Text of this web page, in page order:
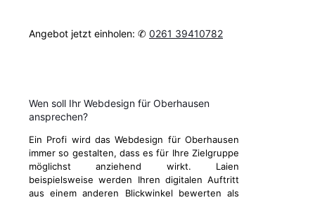
Angebot jetzt einholen: ✆ 0261 39410782
Wen soll Ihr Webdesign für Oberhausen
ansprechen?
Ein Profi wird das Webdesign für Oberhausen
immer so gestalten, dass es für Ihre Zielgruppe
möglichst anziehend wirkt. Laien
beispielsweise werden Ihren digitalen Auftritt
aus einem anderen Blickwinkel bewerten als